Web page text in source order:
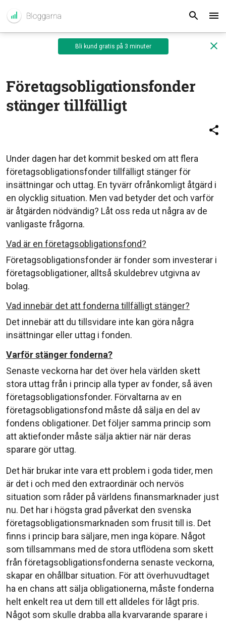
Bli kund gratis på 3 minuter
Företagsobligationsfonder
stänger tillfälligt
Under dagen har det kommit besked om att flera
företagsobligationsfonder tillfälligt stänger för
insättningar och uttag. En tyvärr ofrånkomligt åtgärd i
en olycklig situation. Men vad betyder det och varför
är åtgärden nödvändig? Låt oss reda ut några av de
vanligaste frågorna.
Vad är en företagsobligationsfond?
Företagsobligationsfonder är fonder som investerar i
företagsobligationer, alltså skuldebrev utgivna av
bolag.
Vad innebär det att fonderna tillfälligt stänger?
Det innebär att du tillsvidare inte kan göra några
insättningar eller uttag i fonden.
Varför stänger fonderna?
Senaste veckorna har det över hela världen skett
stora uttag från i princip alla typer av fonder, så även
företagsobligationsfonder. Förvaltarna av en
företagsobligationsfond måste då sälja en del av
fondens obligationer. Det följer samma princip som
att aktiefonder måste sälja aktier när när deras
sparare gör uttag.
Det här brukar inte vara ett problem i goda tider, men
är det i och med den extraordinär och nervös
situation som råder på världens finansmarknader just
nu. Det har i högsta grad påverkat den svenska
företagsobligationsmarknaden som frusit till is. Det
finns i princip bara säljare, men inga köpare. Något
som tillsammans med de stora utflödena som skett
från företagsobligationsfonderna senaste veckorna,
skapar en ohållbar situation. För att överhuvudtaget
ha en chans att sälja obligationerna, måste fonderna
helt enkelt rea ut dem till ett alldeles för lågt pris.
Något som skulle drabba alla kvarvarande sparare i